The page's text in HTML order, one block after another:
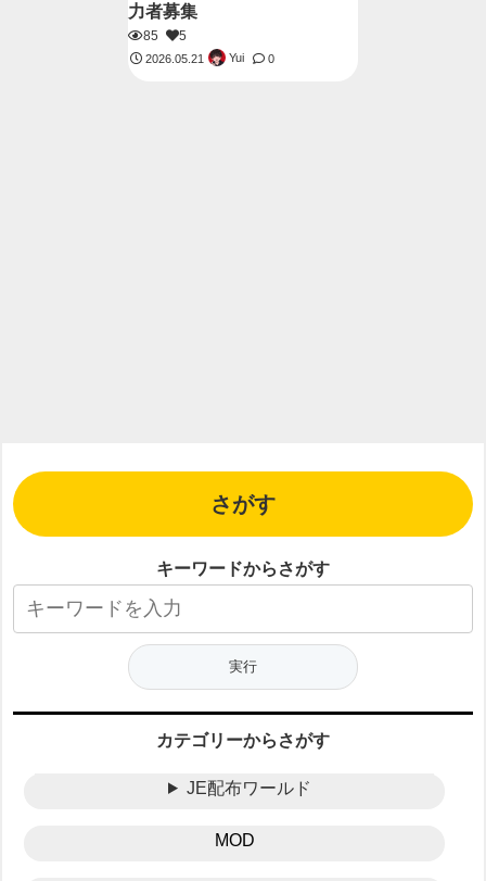
力者募集
85 5
2026.05.21 Yui 0
さがす
キーワードからさがす
カテゴリーからさがす
JE配布ワールド
MOD